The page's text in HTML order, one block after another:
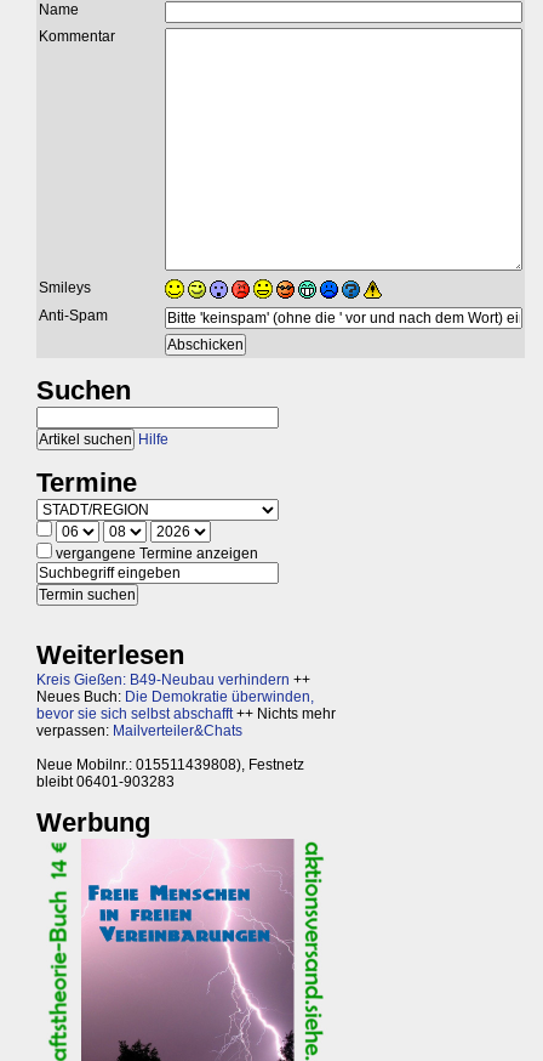
Name
Kommentar
Smileys
Anti-Spam
Suchen
Hilfe
Termine
vergangene Termine anzeigen
Weiterlesen
Kreis Gießen: B49-Neubau verhindern ++
Neues Buch: Die Demokratie überwinden,
bevor sie sich selbst abschafft++ Nichts mehr
verpassen: Mailverteiler&Chats
Neue Mobilnr.: 015511439808), Festnetz
bleibt 06401-903283
Werbung